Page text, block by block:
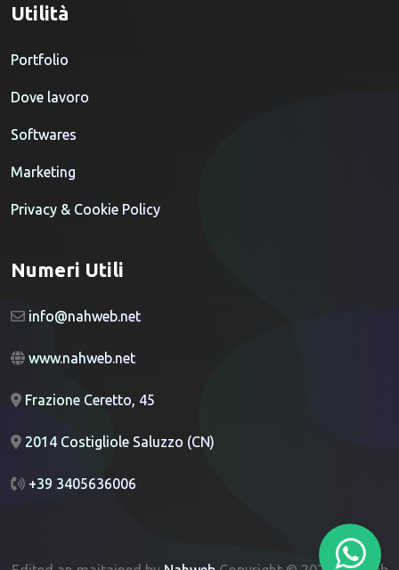
Utilità
Portfolio
Dove lavoro
Softwares
Marketing
Privacy & Cookie Policy
Numeri Utili
info@nahweb.net
www.nahweb.net
Frazione Ceretto, 45
2014 Costigliole Saluzzo (CN)
+39 3405636006